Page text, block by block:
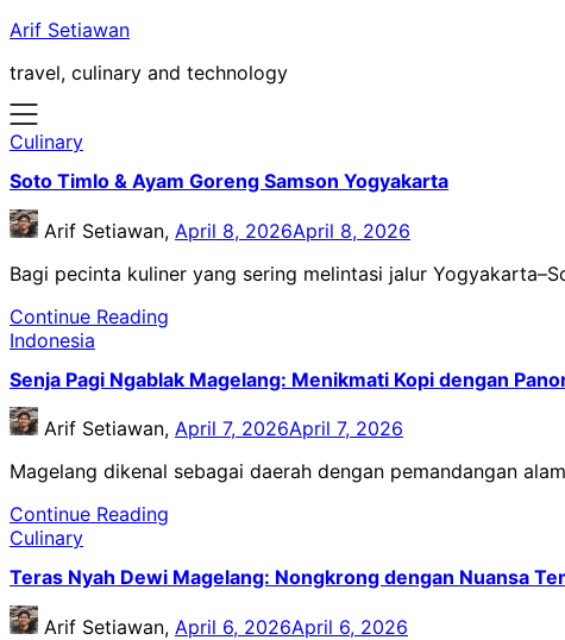
Arif Setiawan
travel, culinary and technology
Culinary
Soto Timlo & Ayam Goreng Samson Yogyakarta
Arif Setiawan, April 8, 2026April 8, 2026
Bagi pecinta kuliner yang sering melintasi jalur
Continue Reading
Indonesia
Senja Pagi Ngablak Magelang: Menikmati Kopi dengan
Arif Setiawan, April 7, 2026April 7, 2026
Magelang dikenal sebagai daerah dengan pemandangan
Continue Reading
Culinary
Teras Nyah Dewi Magelang: Nongkrong dengan Nuansa
Arif Setiawan, April 6, 2026April 6, 2026